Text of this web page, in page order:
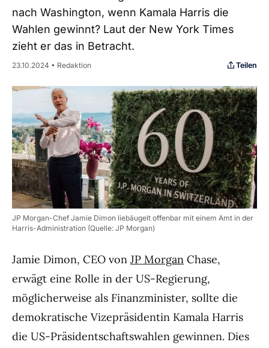
nach Washington, wenn Kamala Harris die
Wahlen gewinnt? Laut der New York Times
zieht er das in Betracht.
23.10.2024 • Redaktion Teilen
JP Morgan-Chef Jamie Dimon liebäugelt offenbar mit einem Amt in der
Harris-Administration (Quelle: JP Morgan)
Jamie Dimon, CEO von JP Morgan Chase,
erwägt eine Rolle in der US-Regierung,
möglicherweise als Finanzminister, sollte die
demokratische Vizepräsidentin Kamala Harris
die US-Präsidentschaftswahlen gewinnen. Dies